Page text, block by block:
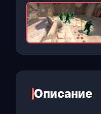
Описание